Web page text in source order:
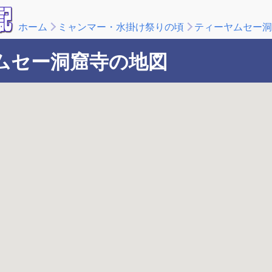
ホーム ミャンマー・水掛け祭りの頃 ティーヤムセー
セー洞窟寺の地図